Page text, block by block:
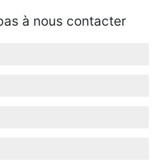
à nous contacter